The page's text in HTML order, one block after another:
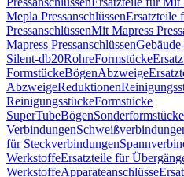
Mepla PressanschlüssenErsatzteile
PressanschlüssenMit Mapress
Mapress Pressanschlüssen
Silent-db20RohreFormstücke
FormstückeBögenAbzweige
AbzweigeReduktionen
ReinigungsstückeFormstücke
SuperTubeBögenSonderformstücke
Verbindungen
für Steckverbindungen
WerkstoffeErsatzteile für
WerkstoffeApparateanschlüsse